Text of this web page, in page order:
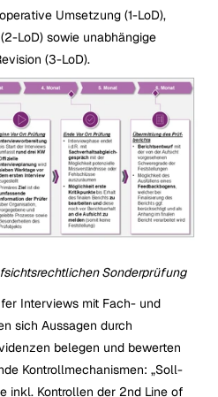
Umsetzung (1-LoD),
LoD) sowie unabhängige
(3-LoD).
Sonderprüfung
Interviews mit Fach- und
sich Aussagen durch
belegen und bewerten
Kontrollmechanismen: „Soll-
inkl. Kontrollen der 2nd Line of